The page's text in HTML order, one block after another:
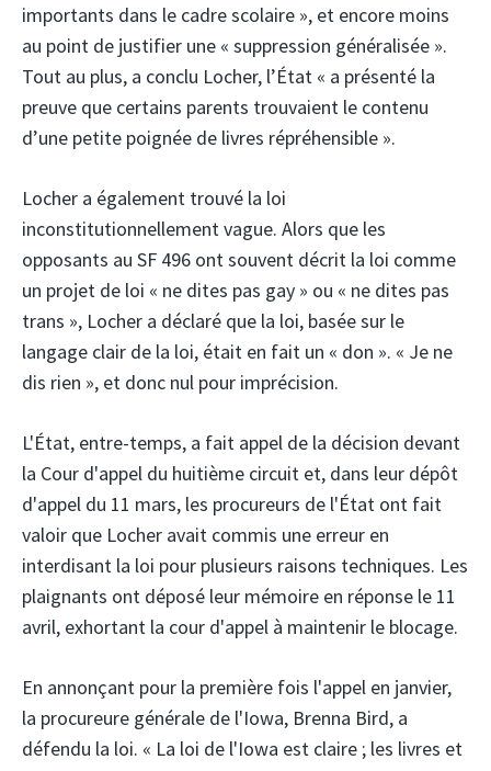
importants dans le cadre scolaire », et encore moins
au point de justifier une « suppression généralisée ».
Tout au plus, a conclu Locher, l’État « a présenté la
preuve que certains parents trouvaient le contenu
d’une petite poignée de livres répréhensible ».
Locher a également trouvé la loi
inconstitutionnellement vague. Alors que les
opposants au SF 496 ont souvent décrit la loi comme
un projet de loi « ne dites pas gay » ou « ne dites pas
trans », Locher a déclaré que la loi, basée sur le
langage clair de la loi, était en fait un « don ». « Je ne
dis rien », et donc nul pour imprécision.
L'État, entre-temps, a fait appel de la décision devant
la Cour d'appel du huitième circuit et, dans leur dépôt
d'appel du 11 mars, les procureurs de l'État ont fait
valoir que Locher avait commis une erreur en
interdisant la loi pour plusieurs raisons techniques. Les
plaignants ont déposé leur mémoire en réponse le 11
avril, exhortant la cour d'appel à maintenir le blocage.
En annonçant pour la première fois l'appel en janvier,
la procureure générale de l'Iowa, Brenna Bird, a
défendu la loi. « La loi de l'Iowa est claire ; les livres et